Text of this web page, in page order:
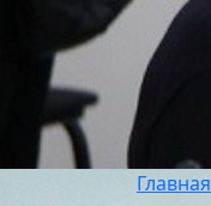
Главная